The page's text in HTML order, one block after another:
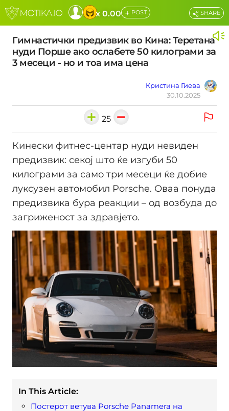
x 0.00 + POST
Гимнастички предизвик во Кина: Теретана
нуди Порше ако ослабете 50 килограми за
3 месеци - но и тоа има цена
Кристина Гиева
30.10.2025
SHARE
25
Кинески фитнес-центар нуди невиден
предизвик: секој што ќе изгуби 50
килограми за само три месеци ќе добие
луксузен автомобил Porsche. Оваа понуда
предизвика бура реакции – од возбуда до
загриженост за здравјето.
In This Article:
Постерот ветува Porsche Panamera на